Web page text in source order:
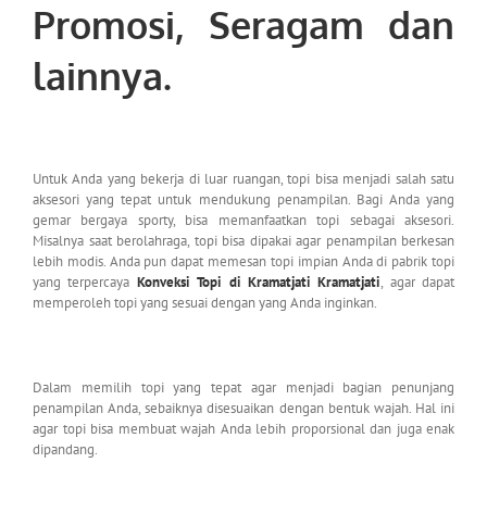
Promosi, Seragam dan
lainnya.
Untuk Anda yang bekerja di luar ruangan, topi bisa menjadi salah satu
aksesori yang tepat untuk mendukung penampilan. Bagi Anda yang
gemar bergaya sporty, bisa memanfaatkan topi sebagai aksesori.
Misalnya saat berolahraga, topi bisa dipakai agar penampilan berkesan
lebih modis. Anda pun dapat memesan topi impian Anda di pabrik topi
yang terpercaya Konveksi Topi di Kramatjati Kramatjati, agar dapat
memperoleh topi yang sesuai dengan yang Anda inginkan.
Dalam memilih topi yang tepat agar menjadi bagian penunjang
penampilan Anda, sebaiknya disesuaikan dengan bentuk wajah. Hal ini
agar topi bisa membuat wajah Anda lebih proporsional dan juga enak
dipandang.